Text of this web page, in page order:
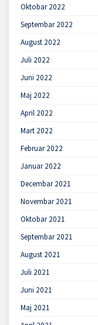
Oktobar 2022
Septembar 2022
August 2022
Juli 2022
Juni 2022
Maj 2022
April 2022
Mart 2022
Februar 2022
Januar 2022
Decembar 2021
Novembar 2021
Oktobar 2021
Septembar 2021
August 2021
Juli 2021
Juni 2021
Maj 2021